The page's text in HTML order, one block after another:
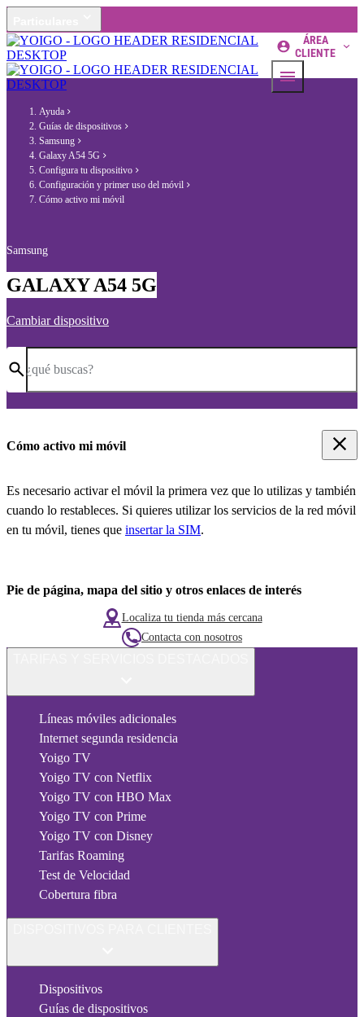
ÁREA
CLIENTE
Ayuda
Guías de dispositivos
Samsung
Galaxy A54 5G
Configura tu dispositivo
Configuración y primer uso del móvil
Cómo activo mi móvil
Samsung
GALAXY A54 5G
Cambiar dispositivo
¿qué buscas?
Cómo activo mi móvil
Es necesario activar el móvil la primera vez que lo utilizas y también
cuando lo restableces. Si quieres utilizar los servicios de la red móvil
en tu móvil, tienes que insertar la SIM.
Pie de página, mapa del sitio y otros enlaces de interés
Localiza tu tienda más cercana
Contacta con nosotros
Líneas móviles adicionales
Internet segunda residencia
Yoigo TV
Yoigo TV con Netflix
Yoigo TV con HBO Max
Yoigo TV con Prime
Yoigo TV con Disney
Tarifas Roaming
Test de Velocidad
Cobertura fibra
Dispositivos
Guías de dispositivos